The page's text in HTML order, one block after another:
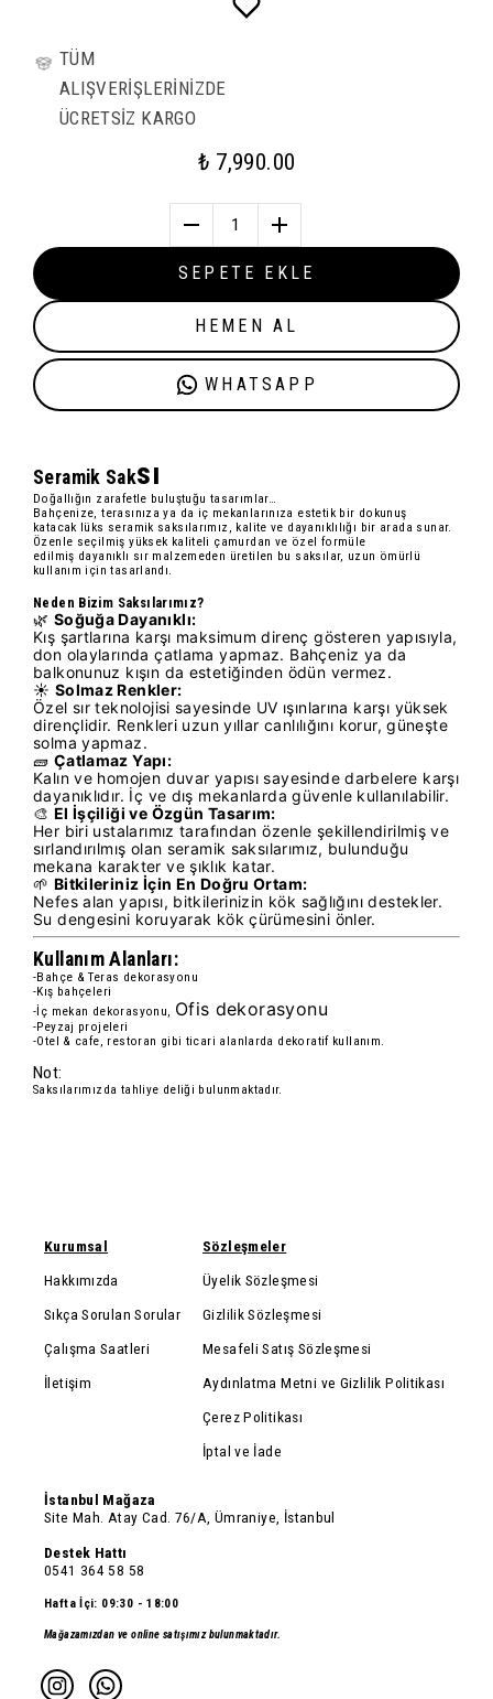
TÜM
ALIŞVERİŞLERİNİZDE
ÜCRETSİZ KARGO
₺ 7,990.00
1
SEPETE EKLE
HEMEN AL
WHATSAPP
Seramik Saksı
Doğallığın zarafetle buluştuğu tasarımlar…
Bahçenize, terasınıza ya da iç mekanlarınıza estetik bir dokunuş
katacak lüks seramik saksılarımız
, kalite ve dayanıklılığı bir arada sunar.
Özenle seçilmişyüksek kaliteli çamurdan ve özel formüle
edilmiş dayanıklı sır malzemeden üretilen bu saksılar, uzun ömürlü
kullanım için tasarlandı.
Neden Bizim Saksılarımız?
🌿 Soğuğa Dayanıklı:
Kış şartlarına karşı maksimum direnç gösteren yapısıyla,
don olaylarında çatlama yapmaz. Bahçeniz ya da
balkonunuz kışın da estetiğinden ödün vermez.
☀️ Solmaz Renkler:
Özel sır teknolojisi sayesinde UV ışınlarına karşı yüksek
dirençlidir. Renkleri uzun yıllar canlılığını korur, güneşte
solma yapmaz.
🧱 Çatlamaz Yapı:
Kalın ve homojen duvar yapısı sayesinde darbelere karşı
dayanıklıdır. İç ve dış mekanlarda güvenle kullanılabilir.
🎨 El İşçiliği ve Özgün Tasarım:
Her biri ustalarımız tarafından özenle şekillendirilmiş ve
sırlandırılmış olan seramik saksılarımız, bulunduğu
mekana karakter ve şıklık katar.
🌱 Bitkileriniz İçin En Doğru Ortam:
Nefes alan yapısı, bitkilerinizin kök sağlığını destekler.
Su dengesini koruyarak kök çürümesini önler.
Kullanım Alanları:
-Bahçe & Teras dekorasyonu
-Kış bahçeleri
-İç mekan dekorasyonu, Ofis dekorasyonu
-Peyzaj projeleri
-Otel & cafe, restoran gibi ticari alanlarda dekoratif kullanım.
Not:
Saksılarımızda tahliye deliği bulunmaktadır.
Kurumsal
Hakkımızda
Sıkça Sorulan Sorular
Çalışma Saatleri
İletişim
Sözleşmeler
Üyelik Sözleşmesi
Gizlilik Sözleşmesi
Mesafeli Satış Sözleşmesi
Aydınlatma Metni ve Gizlilik Politikası
Çerez Politikası
İptal ve İade
İstanbul Mağaza
Site Mah. Atay Cad. 76/A, Ümraniye, İstanbul
Destek Hattı
0541 364 58 58
Hafta İçi: 09:30 - 18:00
Mağazamızdan ve online satışımız bulunmaktadır.